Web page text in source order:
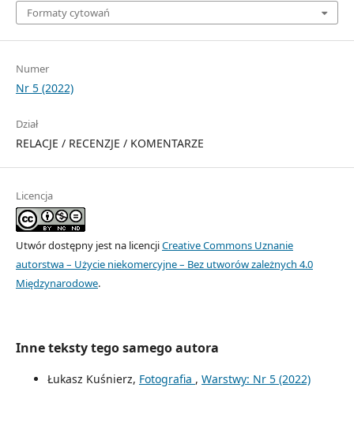
Formaty cytowań
Numer
Nr 5 (2022)
Dział
RELACJE / RECENZJE / KOMENTARZE
Licencja
Utwór dostępny jest na licencjiCreative Commons Uznanie
autorstwa – Użycie niekomercyjne – Bez utworów zależnych 4.0
Międzynarodowe.
Inne teksty tego samego autora
Łukasz Kuśnierz, Fotografia , Warstwy: Nr 5 (2022)